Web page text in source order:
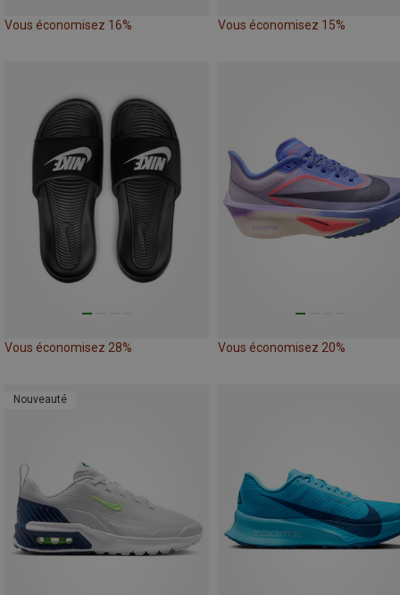
Vous économisez 16% Vous économisez 15%
Vous économisez 28% Vous économisez 20%
Nouveauté